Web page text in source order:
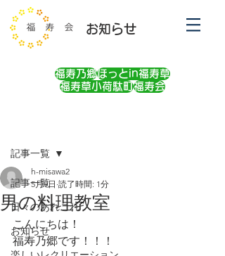
お知らせ
福寿乃郷ほっとin福寿草
福寿草小荷駄町福寿会
記事一覧
日々のあれこれ
お知らせ
記事一覧
男の料理教室
h-misawa2
5月9日 読了時間: 1分
こんにちは！
福寿乃郷です！！！